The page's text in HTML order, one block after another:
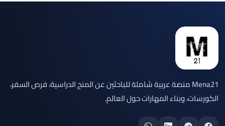
Mena21 منصة عربية شاملة للباحثين عن المنح الدراسية، فرص السفر،
الكورسات، وبناء المهارات حول العالم.